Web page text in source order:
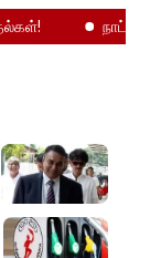
நாட்டை